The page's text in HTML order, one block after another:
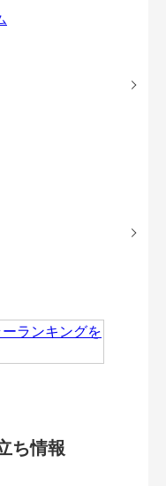
ち情報